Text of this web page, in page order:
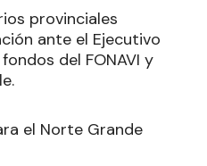
provinciales
ante el Ejecutivo
del FONAVI y
el Norte Grande